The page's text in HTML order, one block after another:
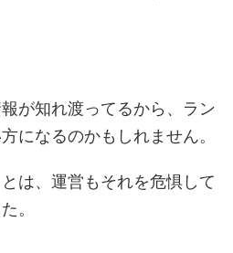
が知れ渡ってるから、ラン
になるのかもしれません。
は、運営もそれを危惧して
。